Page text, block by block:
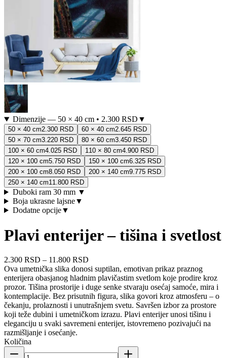
Dimenzije — 50 × 40 cm• 2.300 RSD ▼
50 × 40 cm2.300 RSD 60 × 40 cm2.645 RSD
50 × 70 cm3.220 RSD 80 × 60 cm3.450 RSD
100 × 60 cm4.025 RSD 110 × 80 cm4.900 RSD
120 × 100 cm5.750 RSD 150 × 100 cm6.325 RSD
200 × 100 cm8.050 RSD 200 × 140 cm9.775 RSD
250 × 140 cm11.800 RSD
Duboki ram 30 mm ▼
Boja ukrasne lajsne▼
Dodatne opcije▼
Plavi enterijer – tišina i svetlost
2.300 RSD – 11.800 RSD
Ova umetnička slika donosi suptilan, emotivan prikaz praznog
enterijera obasjanog hladnim plavičastim svetlom koje prodire kroz
prozor. Tišina prostorije i duge senke stvaraju osećaj samoće, mira i
kontemplacije. Bez prisutnih figura, slika govori kroz atmosferu – o
čekanju, prolaznosti i unutrašnjem svetu. Savršen izbor za prostore
koji teže dubini i umetničkom izrazu. Plavi enterijer unosi tišinu i
eleganciju u svaki savremeni enterijer, istovremeno pozivajući na
razmišljanje i osećanje.
Količina